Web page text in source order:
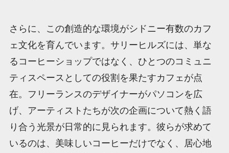
さらに、この創造的な環境がシドニー有数のカフ
ェ文化を育んでいます。サリーヒルズには、単な
るコーヒーショップではなく、ひとつのコミュニ
ティスペースとしての役割を果たすカフェが点
在。フリーランスのデザイナーがパソコンを広
げ、アーティストたちが次の企画について熱く語
り合う光景が日常的に見られます。彼らが求めて
いるのは、美味しいコーヒーだけでなく、居心地